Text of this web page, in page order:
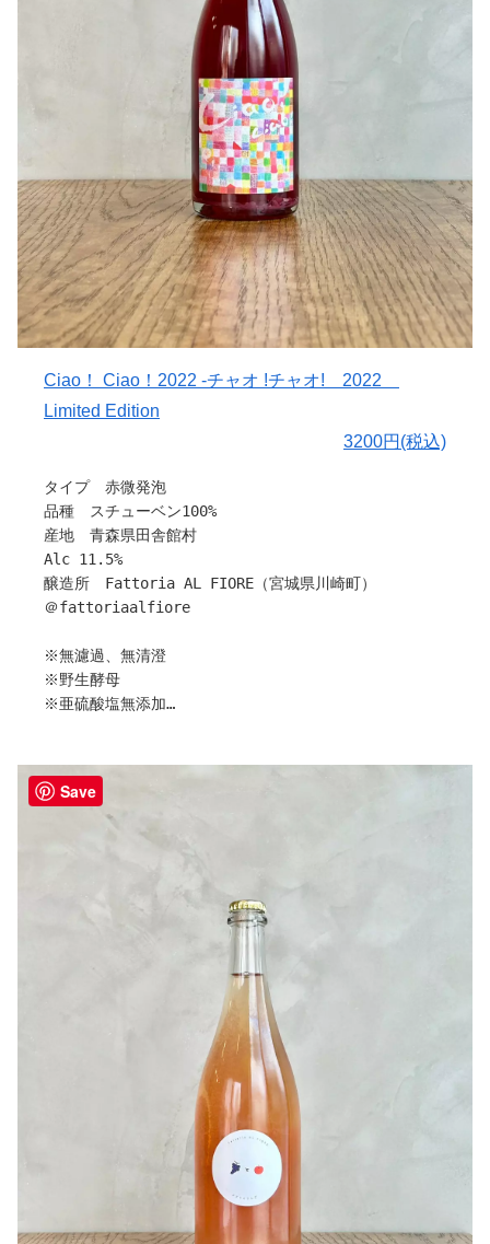
前回、2020 ビンテージのリリースでも予告していた通
り、10 年目になるこのシャルドネの樹は、大野正敏氏と
いう素晴らしい生産者さんの愛情を注ぎ込まれて、その名
前に恥じない、金ピカのワインに育ってくれました。
秋雨の影響も少ない年ではありましたが、リスクを承知の
上で、大野さん自ら「もっと収穫時期を引っ張ってみた
ら？」というありがたいご助言も頂き、とても感動したの
を覚えております。
そのお陰もあり、収穫当日の園地に入った瞬間に、もうこ
のワインの出来はすでに決まっていました。
〇味わいについて
どこをとっても完璧な仕上がりです。
ぶどうやワインは自然そのものを映し出すことしか出来ま
〇醸造について
10 月に収穫したシャルドネを、4 日間スキンコンタクト
して優しくプレス。
この園地の酵母は、毎年のことなのですが、ゆっくりゆっ
くり発酵していくタイプでして、なんとスタックすること
した。
その後、オリが下がった頃に瓶詰め。更に 15 カ月間の瓶
内熟成後にリリース。
この和紙ラベルのフラッグシップシリーズの中でも、特に
優れた cuvée に関しては、このシャルドネを機に、
Reserva(リゼルヴァ)表記をつけることにしました。
〇おすすめの楽しみ方
・シーン お気に入りのレストラン/特別な日に家族や大切
な仲間と、リラックスして楽しむ。
・グラス 大きめのブルゴーニュ
・お料理 バターを使ったお料理/白トリュフ/日本料理/魚
・飲みきり 抜栓から一週間程度
※上記はリリース時点での一例です。皆様の想像を膨らま
せながら、思い思いに楽しんでいただければ幸いです。
〇特別 cuvée ORO 2021 reserva について
私たちのぶどうの師でもある⼤野農園の⼤野 正敏⽒のシ
ャルドネの中でも、摘房後さらに２週間、最⾼値の熟度を
Ciao！ Ciao！2022 ‐チャオ !チャオ! 2022
Limited Edition
3200円(税込)
タイプ 赤微発泡
品種 スチューベン100%
産地 青森県田舎館村
Alc 11.5%
醸造所 Fattoria AL FIORE（宮城県川崎町）
＠fattoriaalfiore
※無濾過、無清澄
※野生酵母
※亜硫酸塩無添加
宮城県川崎町にある【Fattoria AL FIORE】目黒さんか
やや濁りのあるラズベリーレッド。
開栓後シュワっとぶどうの香りが立ち上がります。
中にはスーッとするようなハーブ香を感じ、果実味にラズ
ベリー、プラムを強く感じます。
酸味は爽やかでシャープ、タンニンは優しめです♪
ボディも軽やかなので気軽にグビグビっと楽しんでほしい
冷やしめで生ハム、チーズなどに合わせて♪
大きなタンクに、除こうした完熟スチューベンを満杯に入
Save